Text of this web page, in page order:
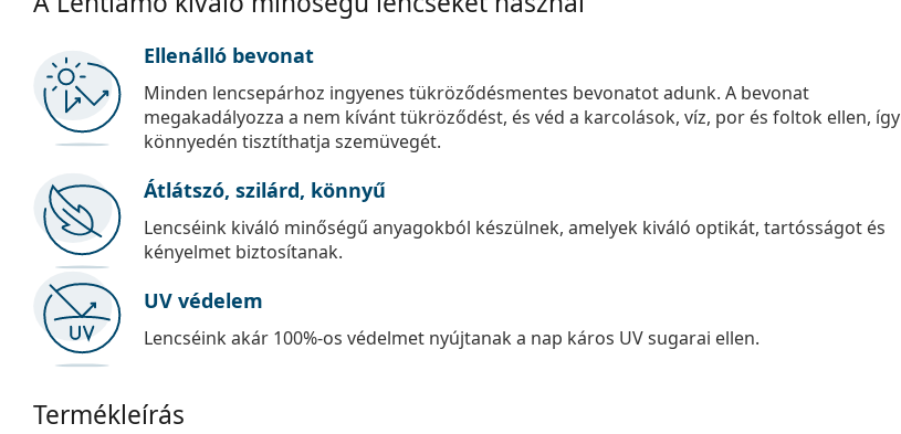
Ellenálló bevonat
Minden lencsepárhoz ingyenes tükröződésmentes bevonatot adunk. A bevonat
megakadályozza a nem kívánt tükröződést, és véd a karcolások, víz, por és foltok ellen, így
könnyedén tisztíthatja szemüvegét.
Átlátszó, szilárd, könnyű
Lencséink kiváló minőségű anyagokból készülnek, amelyek kiváló optikát, tartósságot és
kényelmet biztosítanak.
UV védelem
Lencséink akár 100%-os védelmet nyújtanak a nap káros UV sugarai ellen.
Termékleírás